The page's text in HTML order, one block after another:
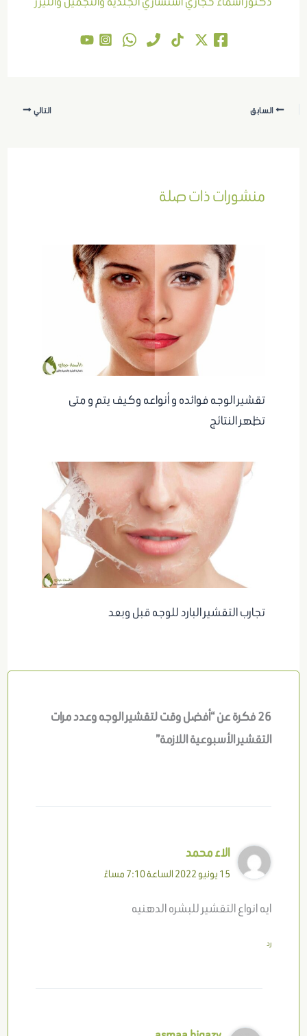
السابق التالي
منشورات ذات صلة
تقشير الوجه فوائده و أنواعه وكيف يتم و متى
تظهر النتائج
تجارب التقشير البارد للوجه قبل وبعد
26 فكرة عن “أفضل وقت لتقشير الوجه وعدد مرات
التقشير الأسبوعية اللازمة”
الاء محمد
15 يونيو 2022 الساعة 7:10 مساءً
ايه انواع التقشير للبشره الدهنيه
رد